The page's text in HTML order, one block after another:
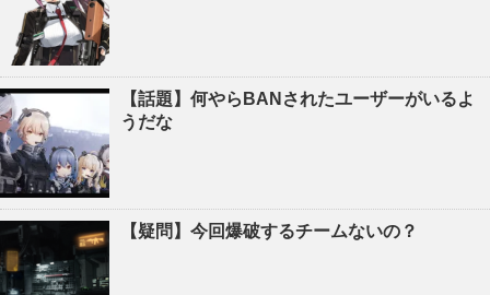
【話題】何やらBANされたユーザーがいるよ
うだな
【疑問】今回爆破するチームないの？